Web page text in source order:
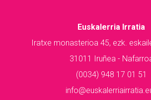
Euskalerria Irratia
Iratxe monasterioa 45, ezk.
31011 Iruñea -
(0034) 948 17 01 51